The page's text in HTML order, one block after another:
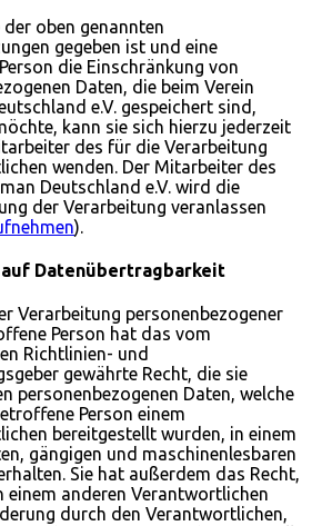
der oben genannten
gegeben ist und eine
die Einschränkung von
Daten, die beim Verein
e.V. gespeichert sind,
kann sie sich hierzu jederzeit
des für die Verarbeitung
wenden. Der Mitarbeiter des
Deutschland e.V. wird die
der Verarbeitung veranlassen
).
Datenübertragbarkeit
Verarbeitung personenbezogener
Person hat das vom
Richtlinien- und
gewährte Recht, die sie
personenbezogenen Daten, welche
Person einem
bereitgestellt wurden, in einem
gängigen und maschinenlesbaren
Sie hat außerdem das Recht,
einem anderen Verantwortlichen
durch den Verantwortlichen,